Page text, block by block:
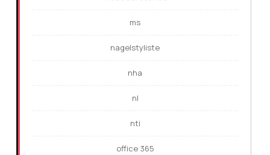
ms
nagelstyliste
nha
nl
nti
office 365